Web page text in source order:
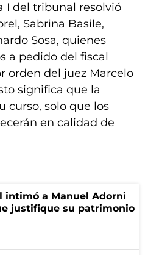
I del tribunal resolvió
Sabrina Basile,
Sosa, quienes
a pedido del fiscal
orden del juez Marcelo
significa que la
curso, solo que los
en calidad de
intimó a Manuel Adorni
justifique su patrimonio